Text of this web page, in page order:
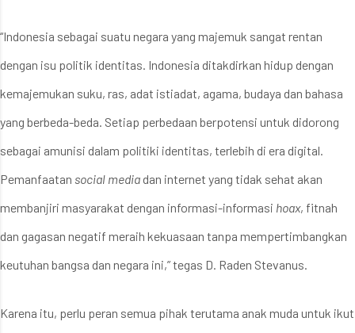
“Indonesia sebagai suatu negara yang majemuk sangat rentan
dengan isu politik identitas. Indonesia ditakdirkan hidup dengan
kemajemukan suku, ras, adat istiadat, agama, budaya dan bahasa
yang berbeda-beda. Setiap perbedaan berpotensi untuk didorong
sebagai amunisi dalam politiki identitas, terlebih di era digital.
Pemanfaatan social media dan internet yang tidak sehat akan
membanjiri masyarakat dengan informasi-informasi hoax, fitnah
dan gagasan negatif meraih kekuasaan tanpa mempertimbangkan
keutuhan bangsa dan negara ini,” tegas D. Raden Stevanus.
Karena itu, perlu peran semua pihak terutama anak muda untuk ikut